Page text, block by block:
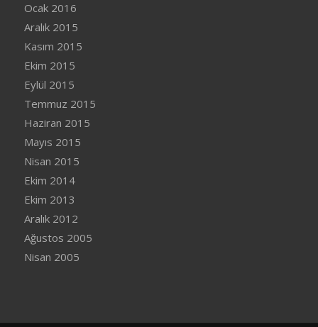
Ocak 2016
Aralık 2015
Kasım 2015
Ekim 2015
Eylül 2015
Temmuz 2015
Haziran 2015
Mayıs 2015
Nisan 2015
Ekim 2014
Ekim 2013
Aralık 2012
Ağustos 2005
Nisan 2005